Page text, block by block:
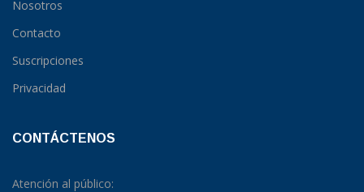
Nosotros
Contacto
Suscripciones
Privacidad
CONTÁCTENOS
Atención al público: